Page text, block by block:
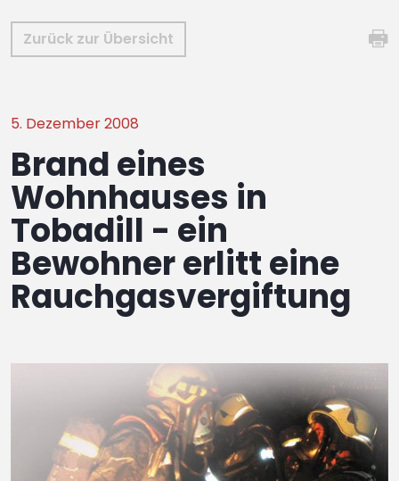
Zurück zur Übersicht
5. Dezember 2008
Brand eines
Wohnhauses in
Tobadill - ein
Bewohner erlitt eine
Rauchgasvergiftung